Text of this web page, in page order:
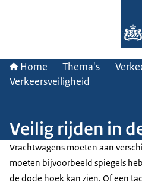
Home Thema's
Verkeersveiligheid
Veilig rijden in
Vrachtwagens moeten aan
moeten bijvoorbeeld spiegels
de dode hoek kan zien. Of een